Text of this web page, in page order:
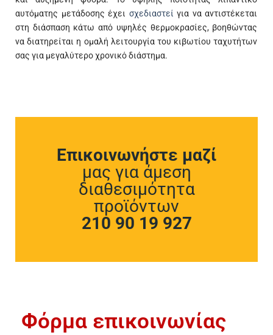
αυτόματης μετάδοσης έχει σχεδιαστεί για να αντιστέκεται
στη διάσπαση κάτω από υψηλές θερμοκρασίες, βοηθώντας
να διατηρείται η ομαλή λειτουργία του κιβωτίου ταχυτήτων
σας για μεγαλύτερο χρονικό διάστημα.
Επικοινωνήστε μαζί
μας για άμεση
διαθεσιμότητα
προϊόντων
210 90 19 927
Φόρμα επικοινωνίας